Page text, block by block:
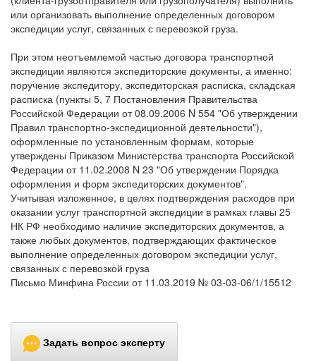
или организовать выполнение определенных договором
экспедиции услуг, связанных с перевозкой груза.
При этом неотъемлемой частью договора транспортной
экспедиции являются экспедиторские документы, а именно:
поручение экспедитору, экспедиторская расписка, складская
расписка (пункты 5, 7 Постановления Правительства
Российской Федерации от 08.09.2006 N 554 "Об утверждении
Правил транспортно-экспедиционной деятельности"),
оформленные по установленным формам, которые
утверждены Приказом Министерства транспорта Российской
Федерации от 11.02.2008 N 23 "Об утверждении Порядка
оформления и форм экспедиторских документов".
Учитывая изложенное, в целях подтверждения расходов при
оказании услуг транспортной экспедиции в рамках главы 25
НК РФ необходимо наличие экспедиторских документов, а
также любых документов, подтверждающих фактическое
выполнение определенных договором экспедиции услуг,
связанных с перевозкой груза
Письмо Минфина России от 11.03.2019 № 03-03-06/1/15512
Задать вопрос эксперту